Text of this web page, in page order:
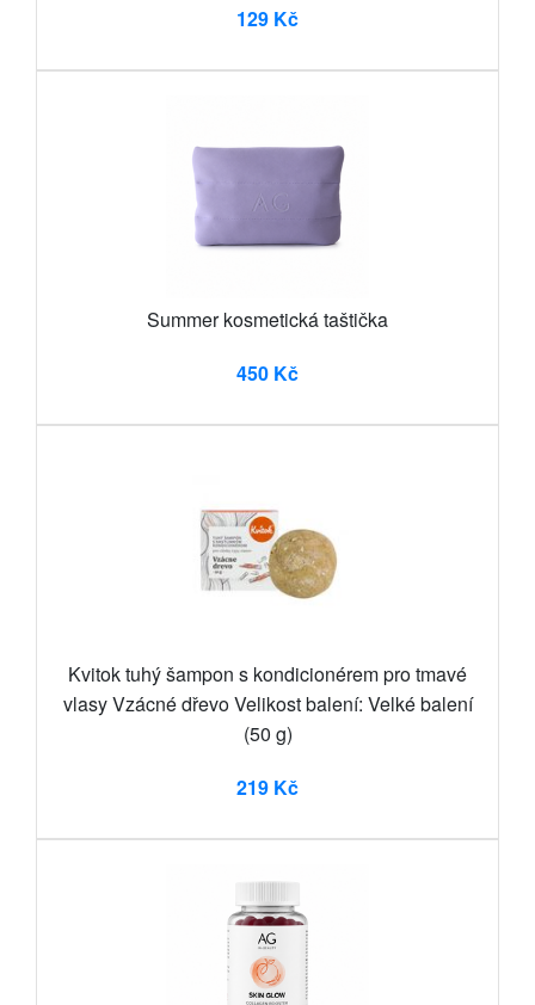
129 Kč
Summer kosmetická taštička
450 Kč
Kvitok tuhý šampon s kondicionérem pro tmavé
vlasy Vzácné dřevo Velikost balení: Velké balení
(50 g)
219 Kč